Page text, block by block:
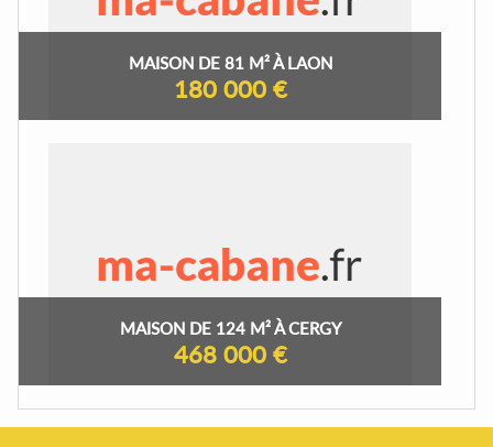
MAISON DE 81 M² À LAON
180 000 €
MAISON DE 124 M² À CERGY
468 000 €